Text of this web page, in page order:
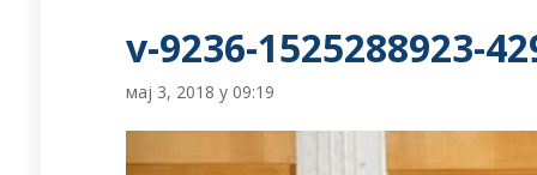
v-9236-1525288923-
мај 3, 2018 у 09:19